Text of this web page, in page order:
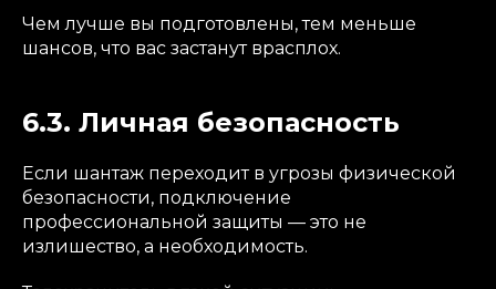
Чем лучше вы подготовлены, тем меньше
шансов, что вас застанут врасплох.
6.3. Личная безопасность
Если шантаж переходит в угрозы физической
безопасности, подключение
профессиональной защиты — это не
излишество, а необходимость.